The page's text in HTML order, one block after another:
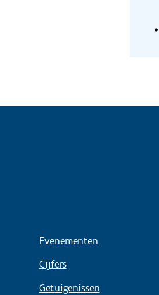
Evenementen
Cijfers
Getuigenissen